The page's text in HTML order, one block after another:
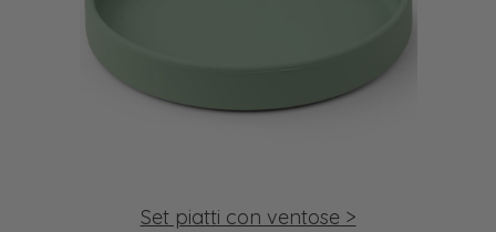
Set piatti con ventose >